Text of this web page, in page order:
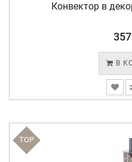
Конвектор в
В
TOP